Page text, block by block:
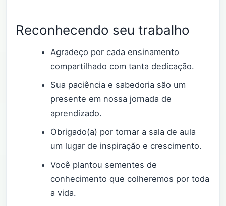
Reconhecendo seu trabalho
Agradeço por cada ensinamento
compartilhado com tanta dedicação.
Sua paciência e sabedoria são um
presente em nossa jornada de
aprendizado.
Obrigado(a) por tornar a sala de aula
um lugar de inspiração e crescimento.
Você plantou sementes de
conhecimento que colheremos por toda
a vida.